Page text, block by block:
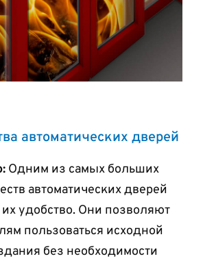
автоматических дверей
Одним из самых больших
автоматических дверей
их удобство. Они позволяют
пользоваться исходной
без необходимости